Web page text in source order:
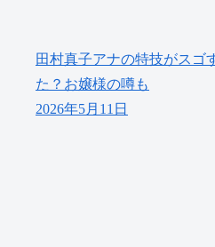
田村真子アナの特技がスゴ
た？お嬢様の噂も
2026年5月11日